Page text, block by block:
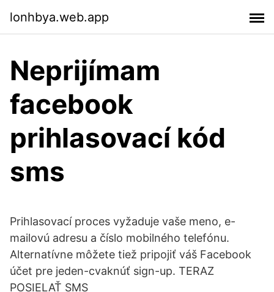
lonhbya.web.app
Neprijímam
facebook
prihlasovací kód
sms
Prihlasovací proces vyžaduje vaše meno, e-
mailovú adresu a číslo mobilného telefónu.
Alternatívne môžete tiež pripojiť váš Facebook
účet pre jeden-cvaknúť sign-up. TERAZ
POSIELAŤ SMS